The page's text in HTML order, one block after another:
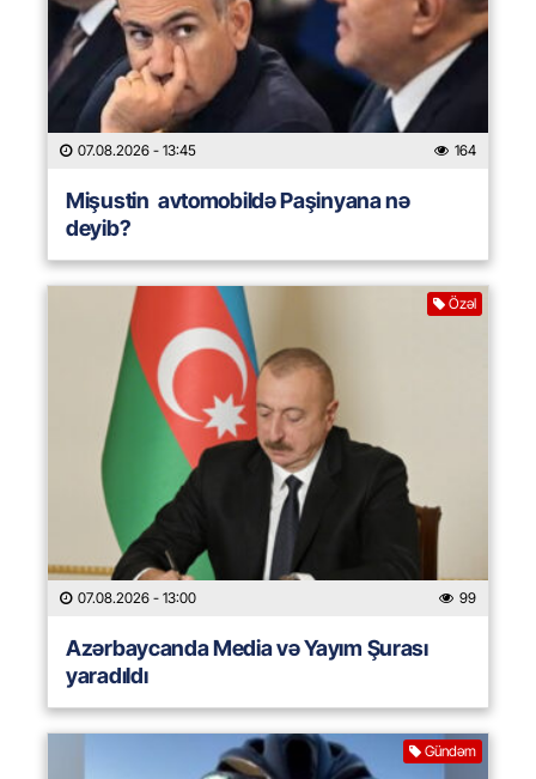
07.08.2026 - 13:45 164
Mişustin avtomobildə Paşinyana nə
deyib?
Özəl
07.08.2026 - 13:00 99
Azərbaycanda Media və Yayım Şurası
yaradıldı
Gündəm